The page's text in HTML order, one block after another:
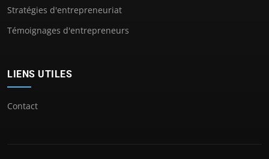
Stratégies d'entrepreneuriat
Témoignages d'entrepreneurs
LIENS UTILES
Contact